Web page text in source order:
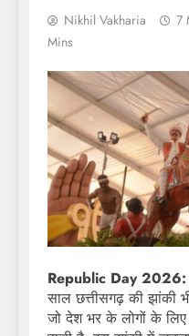
Nikhil Vakharia 7
Mins
Republic Day
साल छत्तीसगढ़ की झांकी
जो देश भर के लोगों के